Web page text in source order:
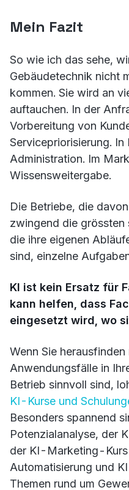
Mein Fazit
So wie ich das sehe,
Gebäudetechnik nicht
kommen. Sie wird an
auftauchen. In der
Vorbereitung von
Servicepriorisierung. In
Administration. Im
Wissensweitergabe.
Die Betriebe, die
zwingend die grössten
die ihre eigenen
sind, einzelne
KI ist kein Ersatz für
kann helfen, dass
eingesetzt wird, wo
Wenn Sie
Anwendungsfälle in
Betrieb sinnvoll sind,
KI-Kurse und
Besonders spannend
Potenzialanalyse, der
der KI-Marketing-
Automatisierung und
Themen rund um